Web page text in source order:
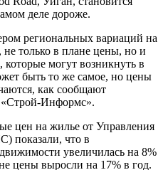
деле дороже.
региональных вариаций на
только в плане цены, но и
которые могут возникнуть в
быть то же самое, но цены
как сообщают
Информс».
цен на жилье от Управления
показали, что в
увеличилась на 8%
цены выросли на 17% в год.